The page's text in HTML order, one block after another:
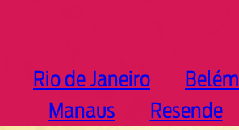
Rio de Janeiro Belém
Manaus
Resende